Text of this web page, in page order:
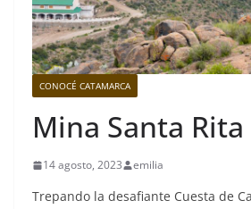
CONOCÉ CATAMARCA
Mina Santa Rita
14 agosto, 2023 emilia
Trepando la desafiante Cuesta de